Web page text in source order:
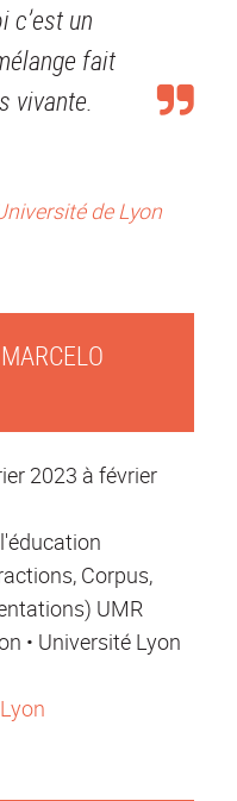
c’est un
fait
vivante.
de Lyon
2023 à février
Corpus,
UMR
• Université Lyon